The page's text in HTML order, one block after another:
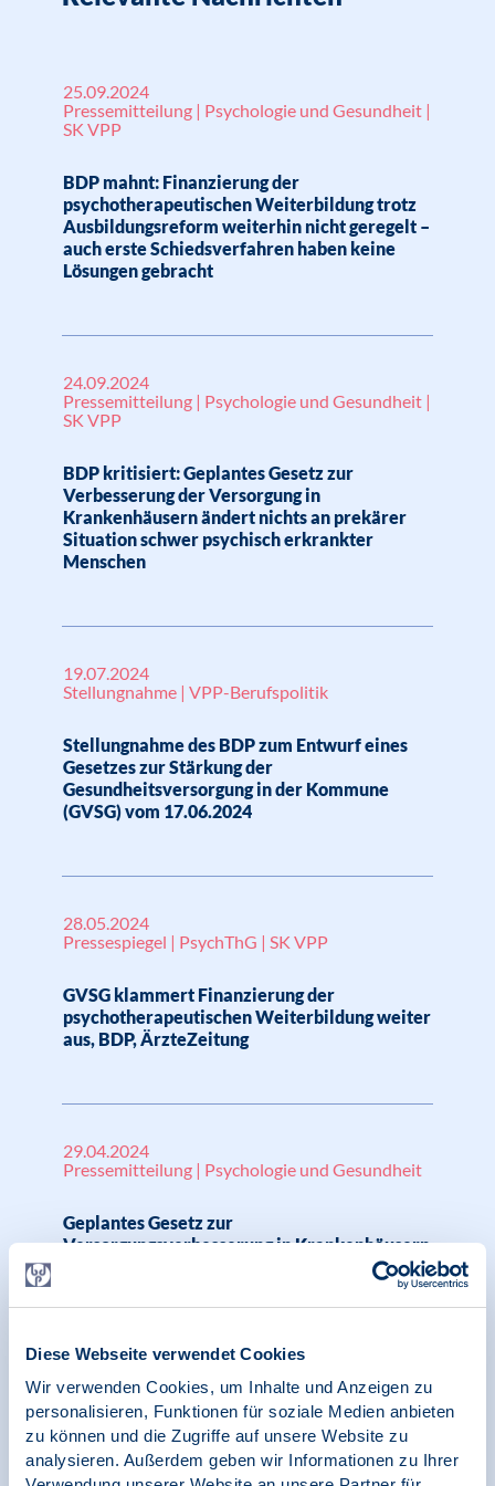
Diese Webseite verwendet Cookies
Wir verwenden Cookies, um Inhalte und Anzeigen zu
personalisieren, Funktionen für soziale Medien anbieten
zu können und die Zugriffe auf unsere Website zu
analysieren. Außerdem geben wir Informationen zu Ihrer
25.09.2024
Pressemitteilung | Psychologie und Gesundheit |
SK VPP
BDP mahnt: Finanzierung der
psychotherapeutischen Weiterbildung trotz
Ausbildungsreform weiterhin nicht geregelt –
auch erste Schiedsverfahren haben keine
Lösungen gebracht
24.09.2024
Pressemitteilung | Psychologie und Gesundheit |
SK VPP
BDP kritisiert: Geplantes Gesetz zur
Verbesserung der Versorgung in
Krankenhäusern ändert nichts an prekärer
Situation schwer psychisch erkrankter
Menschen
19.07.2024
Stellungnahme | VPP-Berufspolitik
Stellungnahme des BDP zum Entwurf eines
Gesetzes zur Stärkung der
Gesundheitsversorgung in der Kommune
(GVSG) vom 17.06.2024
28.05.2024
Pressespiegel | PsychThG | SK VPP
GVSG klammert Finanzierung der
psychotherapeutischen Weiterbildung weiter
aus, BDP, ÄrzteZeitung
29.04.2024
Pressemitteilung | Psychologie und Gesundheit
Geplantes Gesetz zur
Versorgungsverbesserung in Krankenhäusern
greift zu kurz – auch schwer psychisch kranke
Gesundheitsversorgung
09.01.2024
Stellungnahme | SK VPP | SK Schulpsychologie